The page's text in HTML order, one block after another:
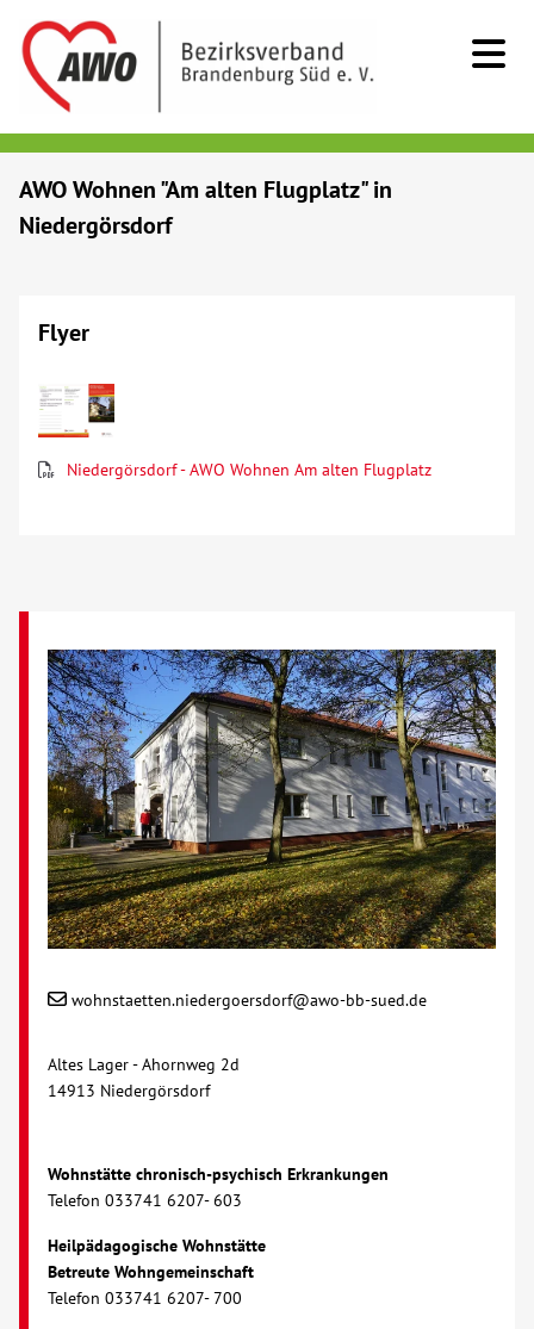
Senioren
Begegnung
Veranstaltungen
Spenden
Mitmachen
Karriere
Ausbildung
AWO BB Süd
AWO Wohnen "Am alten Flugplatz" in
Niedergörsdorf
Flyer
Niedergörsdorf - AWO Wohnen Am alten Flugplatz
wohnstaetten.niedergoersdorf@awo-bb-sued.de
Altes Lager - Ahornweg 2d
14913 Niedergörsdorf
Wohnstätte chronisch-psychisch Erkrankungen
Telefon 033741 6207- 603
Heilpädagogische Wohnstätte
Betreute Wohngemeinschaft
Telefon 033741 6207- 700